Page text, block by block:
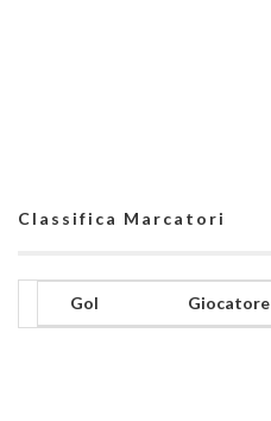
Classifica Marcatori
Gol Giocatore